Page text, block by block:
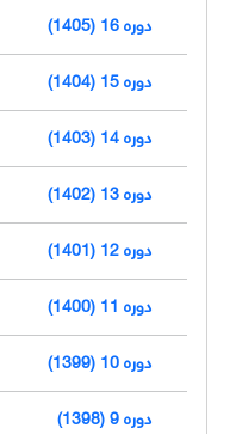
دوره 16 (1405)
دوره 15 (1404)
دوره 14 (1403)
دوره 13 (1402)
دوره 12 (1401)
دوره 11 (1400)
دوره 10 (1399)
دوره 9 (1398)